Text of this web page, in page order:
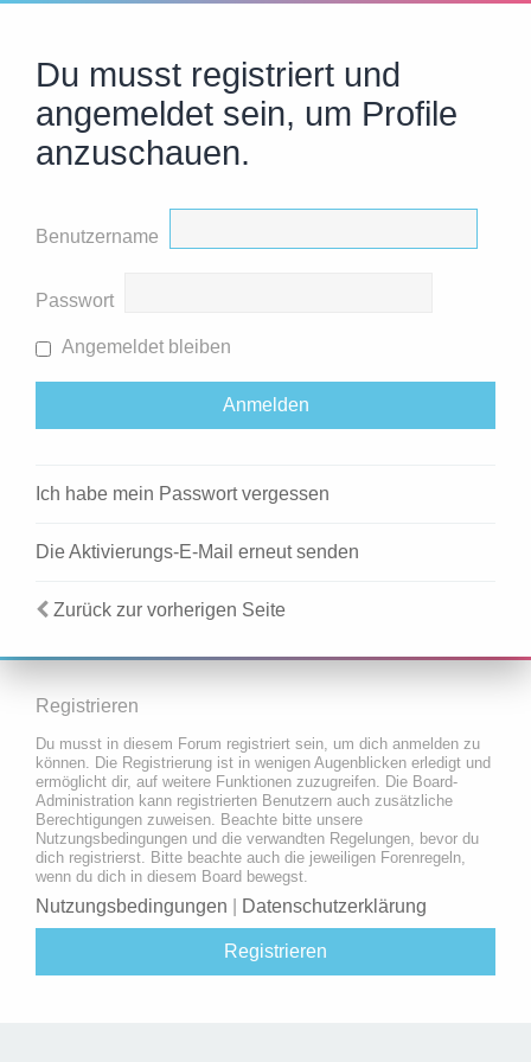
Du musst registriert und
angemeldet sein, um Profile
anzuschauen.
Benutzername
Passwort
Angemeldet bleiben
Ich habe mein Passwort vergessen
Die Aktivierungs-E-Mail erneut senden
Zurück zur vorherigen Seite
Registrieren
Du musst in diesem Forum registriert sein, um dich anmelden zu
können. Die Registrierung ist in wenigen Augenblicken erledigt und
ermöglicht dir, auf weitere Funktionen zuzugreifen. Die Board-
Administration kann registrierten Benutzern auch zusätzliche
Berechtigungen zuweisen. Beachte bitte unsere
Nutzungsbedingungen und die verwandten Regelungen, bevor du
dich registrierst. Bitte beachte auch die jeweiligen Forenregeln,
wenn du dich in diesem Board bewegst.
Nutzungsbedingungen Datenschutzerklärung
Registrieren